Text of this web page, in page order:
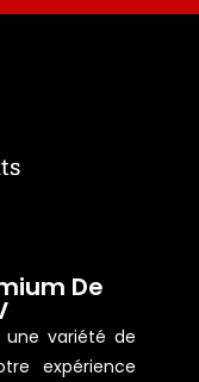
De
variété de
expérience